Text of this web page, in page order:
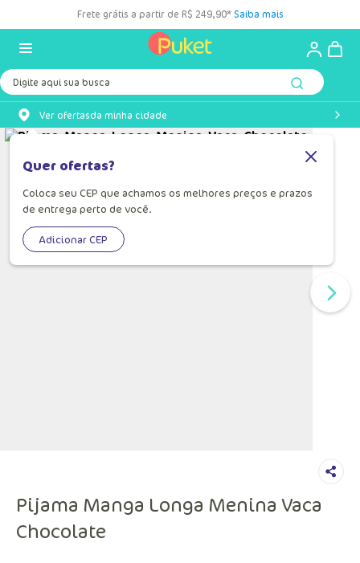
Frete grátis a partir de R$ 249,90* Saiba mais
Digite aqui sua busca
Ver ofertasda minha cidade
Quer ofertas?
Coloca seu CEP que achamos os melhores preços e prazos
de entrega perto de você.
Adicionar CEP
Pijama Manga Longa Menina Vaca
Chocolate